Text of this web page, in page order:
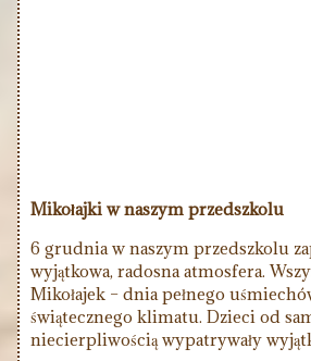
Mikołajki w naszym przedszkolu
6 grudnia w naszym przedszkolu
wyjątkowa, radosna atmosfera.
Mikołajek – dnia pełnego
świątecznego klimatu. Dzieci od
niecierpliwością wypatrywały